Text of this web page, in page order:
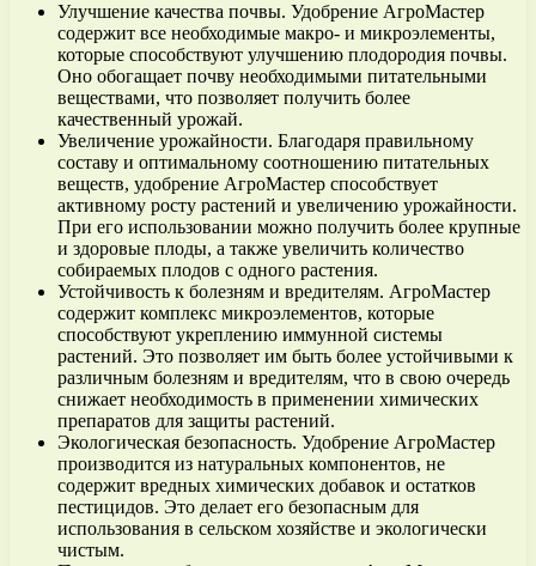
Улучшение качества почвы. Удобрение АгроМастер
содержит все необходимые макро- и микроэлементы,
которые способствуют улучшению плодородия почвы.
Оно обогащает почву необходимыми питательными
веществами, что позволяет получить более
качественный урожай.
Увеличение урожайности. Благодаря правильному
составу и оптимальному соотношению питательных
веществ, удобрение АгроМастер способствует
активному росту растений и увеличению урожайности.
При его использовании можно получить более крупные
и здоровые плоды, а также увеличить количество
собираемых плодов с одного растения.
Устойчивость к болезням и вредителям. АгроМастер
содержит комплекс микроэлементов, которые
способствуют укреплению иммунной системы
растений. Это позволяет им быть более устойчивыми к
различным болезням и вредителям, что в свою очередь
снижает необходимость в применении химических
препаратов для защиты растений.
Экологическая безопасность. Удобрение АгроМастер
производится из натуральных компонентов, не
содержит вредных химических добавок и остатков
пестицидов. Это делает его безопасным для
использования в сельском хозяйстве и экологически
чистым.